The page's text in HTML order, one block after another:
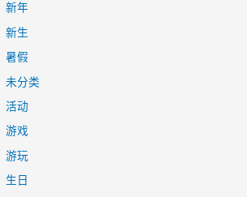
新年
新生
暑假
未分类
活动
游戏
游玩
生日